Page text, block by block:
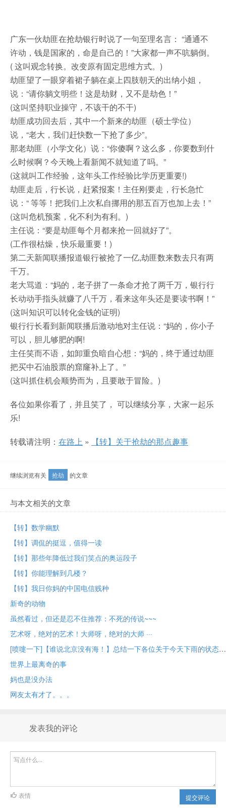
广东一伙劫匪在抢劫银行时说了一句至理名言： “通通不
许动，钱是国家的，命是自己的！”大家都一声不吭躺倒。
( 这叫观念转换。改变原有固定思维方式。)
劫匪望了一眼穿着裙子躺在桌上四肢朝天的出纳小姐，
说：“请你躺文明些！这是劫财，又不是劫色！”
(这叫坚持职业操守，不该干的不干)
劫匪成功回去后，其中一个新来的劫匪（硕士学位）
说，“老大，我们赶快数一下抢了多少”。
那老劫匪（小学文化）说：“你傻啊？这么多，你要数到什
么时候啊？今天晚上看新闻不就知道了吗。”
(这就叫工作经验，这年头工作经验比学历更重要!)
劫匪走后，行长说，赶紧报案！主任刚要走，行长急忙
说：“ 等等！把我们上次私自挪用的那五百万也加上去！”
(这叫危机预案，化不利为有利。)
主任说：“要是劫匪每个月都来抢一回就好了”。
(工作很枯燥，快乐最重要！)
第二天新闻联播报道银行被抢了一亿,劫匪数来数去只有两
千万。
老大骂道：“妈的，老子拼了一条命才抢了两千万，银行行
长动动手指头就赚了八千万，看来这年头还是要读书啊！”
(这叫知识可以转化金钱的证明)
银行行长看到新闻联播后激动地对主任说：“妈的，你小子
可以，胆儿够肥的啊!
主任笑而不语，如卸重负暗自心想：“妈的，终于通过劫匪
把买中石油股票的窟窿补上了。”
(这叫抓住机会顺势而为，且要敢于冒险。)
各位如果你看了，并且笑了， 可以继续分享，大家一起乐
乐!
转载请注明： 在路上 » 【转】关于抢劫的那点趣事
继续浏览有关 抢劫 的文章
与本文相关的文章
【转】数学幽默
【转】调侃的挺逗， 值得一读
【转】那些年降低过我们笑点的奥运段子
【转】你能理解到几楼？
【转】我日你妈的中国电信贱种
新奇的动物
虽然看过，但还是忍不住推荐：不死的传说~~~
艺术呀，绝对的艺术！大师呀，绝对的大师 ···
[喷嚏一下]【谁说北京没有海！】总结一下各位关于今天下雨的状态～
世界上最离奇的事
妈也是没办法
网友太有才了。。。
发表我的评论
提交评论
表情